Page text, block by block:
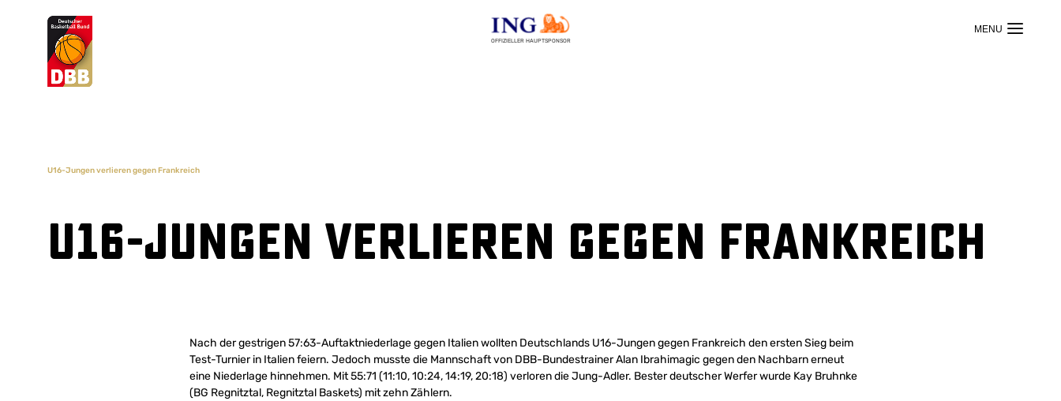
OFFIZIELLER HAUPTSPONSOR
Suchvorschläge
U16-Jungen verlieren gegen Frankreich
U16-Jungen verlieren gegen Frankreich
Nach der gestrigen 57:63-Auftaktniederlage gegen Italien wollten Deutschlands U16-Jungen gegen Frankreich den ersten Sieg beim
Test-Turnier in Italien feiern. Jedoch musste die Mannschaft von DBB-Bundestrainer Alan Ibrahimagic gegen den Nachbarn erneut
eine Niederlage hinnehmen. Mit 55:71 (11:10, 10:24, 14:19, 20:18) verloren die Jung-Adler. Bester deutscher Werfer wurde Kay Bruhnke
(BG Regnitztal, Regnitztal Baskets) mit zehn Zählern.